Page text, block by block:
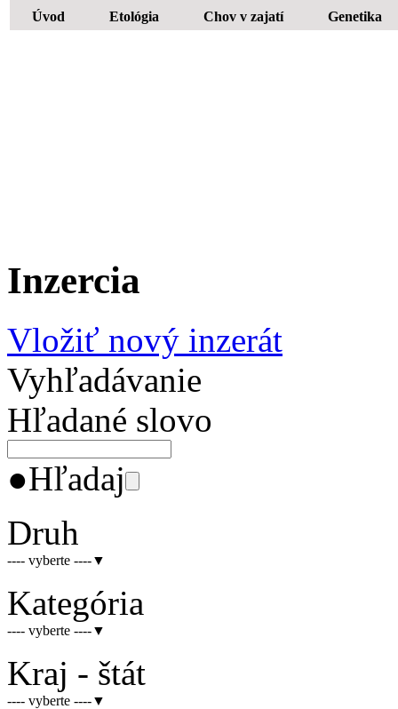
Úvod Etológia Chov v zajatí Genetika
Inzercia
Vložiť nový inzerát
Vyhľadávanie
Hľadané slovo
●Hľadaj
Druh
---- vyberte ----▼
Kategória
---- vyberte ----▼
Kraj - štát
---- vyberte ----▼